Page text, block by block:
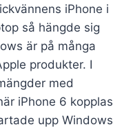
iPhone i
så hängde sig
är på många
produkter. I
med
iPhone 6 kopplas
upp Windows